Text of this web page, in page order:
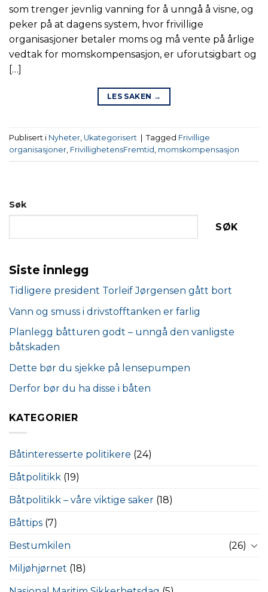
som trenger jevnlig vanning for å unngå å visne, og
peker på at dagens system, hvor frivillige
organisasjoner betaler moms og må vente på årlige
vedtak for momskompensasjon, er uforutsigbart og
[…]
LES SAKEN →
Publisert i Nyheter Ukategorisert Tagged Frivillige
organisasjoner FrivillighetensFremtid momskompensasjon
Søk
SØK
Siste innlegg
Tidligere president Torleif Jørgensen gått bort
Vann og smuss i drivstofftanken er farlig
Planlegg båtturen godt – unngå den vanligste
båtskaden
Dette bør du sjekke på lensepumpen
Derfor bør du ha disse i båten
KATEGORIER
Båtinteresserte politikere (24)
Båtpolitikk (19)
Båtpolitikk – våre viktige saker (18)
Båttips (7)
Bestumkilen
(26)
Miljøhjørnet (18)